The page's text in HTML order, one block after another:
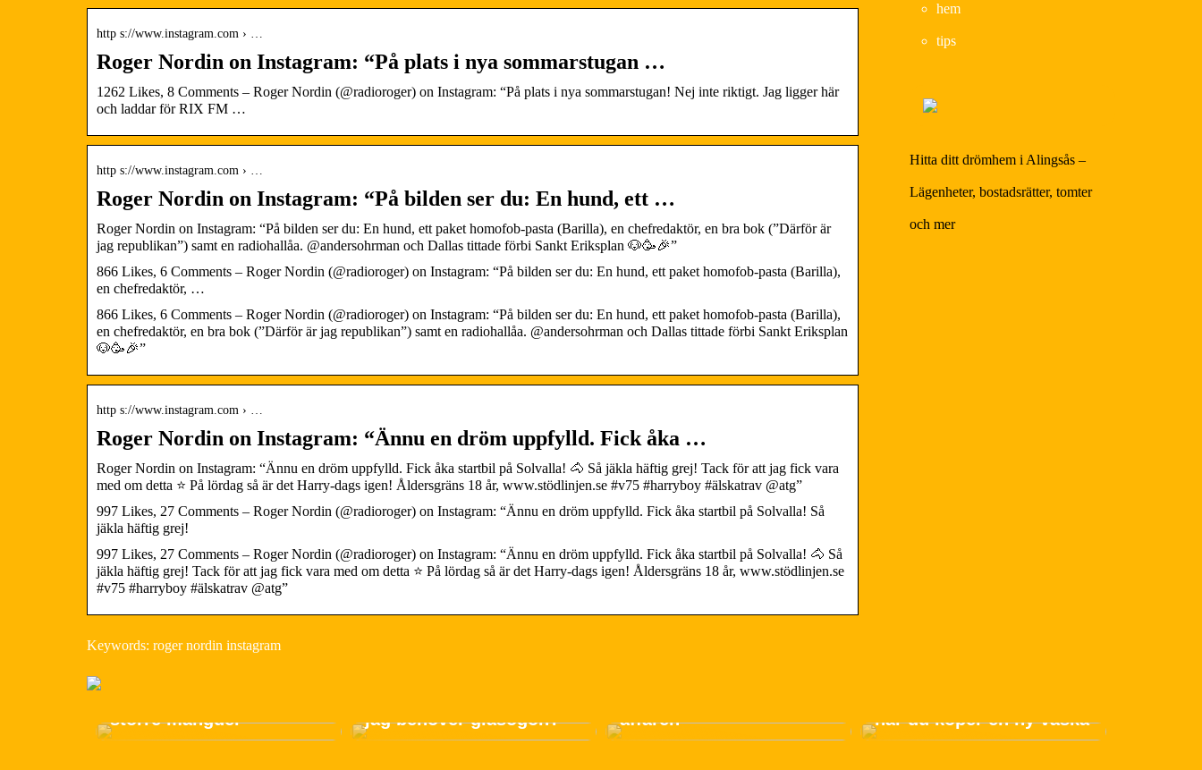
http s://www.instagram.com › …
Roger Nordin on Instagram: “På plats i nya sommarstugan …
1262 Likes, 8 Comments – Roger Nordin (@radioroger) on Instagram: “På plats i nya sommarstugan! Nej inte riktigt. Jag ligger här
och laddar för RIX FM …
http s://www.instagram.com › …
Roger Nordin on Instagram: “På bilden ser du: En hund, ett …
Roger Nordin on Instagram: “På bilden ser du: En hund, ett paket homofob-pasta (Barilla), en chefredaktör, en bra bok (”Därför är
jag republikan”) samt en radiohallåa. @andersohrman och Dallas tittade förbi Sankt Eriksplan 🐶🥳🎉”
866 Likes, 6 Comments – Roger Nordin (@radioroger) on Instagram: “På bilden ser du: En hund, ett paket homofob-pasta (Barilla),
en chefredaktör, …
866 Likes, 6 Comments – Roger Nordin (@radioroger) on Instagram: “På bilden ser du: En hund, ett paket homofob-pasta (Barilla),
en chefredaktör, en bra bok (”Därför är jag republikan”) samt en radiohallåa. @andersohrman och Dallas tittade förbi Sankt Eriksplan
🐶🥳🎉”
http s://www.instagram.com › …
Roger Nordin on Instagram: “Ännu en dröm uppfylld. Fick åka …
Roger Nordin on Instagram: “Ännu en dröm uppfylld. Fick åka startbil på Solvalla! 🐴 Så jäkla häftig grej! Tack för att jag fick vara
med om detta ⭐️ På lördag så är det Harry-dags igen! Åldersgräns 18 år, www.stödlinjen.se #v75 #harryboy #älskatrav @atg”
997 Likes, 27 Comments – Roger Nordin (@radioroger) on Instagram: “Ännu en dröm uppfylld. Fick åka startbil på Solvalla! Så
jäkla häftig grej!
997 Likes, 27 Comments – Roger Nordin (@radioroger) on Instagram: “Ännu en dröm uppfylld. Fick åka startbil på Solvalla! 🐴 Så
jäkla häftig grej! Tack för att jag fick vara med om detta ⭐️ På lördag så är det Harry-dags igen! Åldersgräns 18 år, www.stödlinjen.se
#v75 #harryboy #älskatrav @atg”
Keywords: roger nordin instagram
hem
tips
Hitta ditt drömhem i Alingsås –
Lägenheter, bostadsrätter, tomter
och mer
större mängder
jag behöver glasögon?
affären
när du köper en ny väska